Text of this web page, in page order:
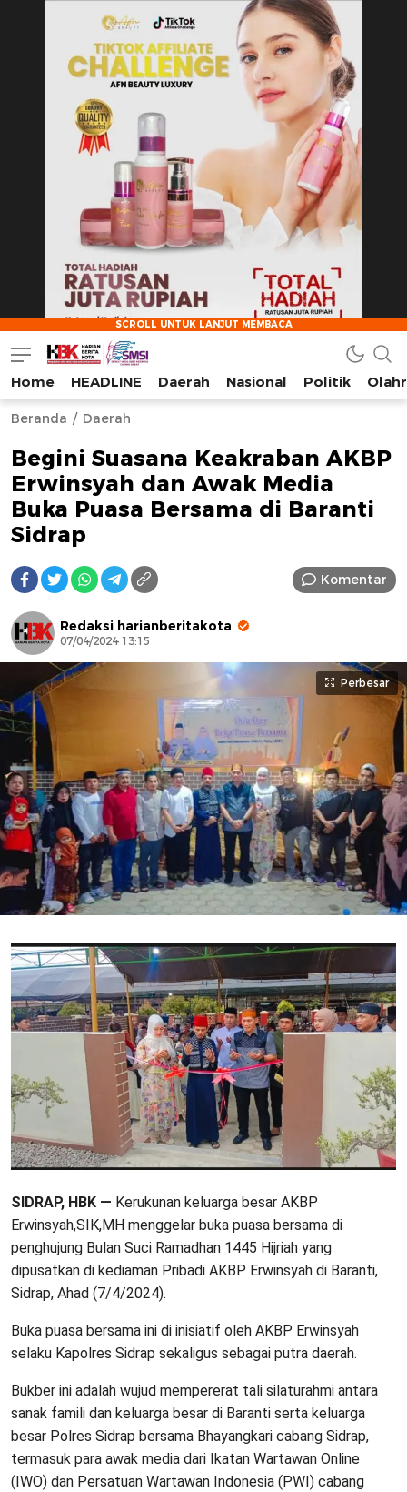
AFN BEAUTY LUXURY
HarianBeritaKota
Mengabarkan Setiap Detil, Sudut, dan Cerita Kota
Home HEADLINE Daerah Nasional Politik
Beranda Daerah
Begini Suasana Keakraban AKBP
Erwinsyah dan Awak Media
Buka Puasa Bersama di Baranti
Sidrap
Komentar
Redaksi harianberitakota
07/04/2024 13:15
Perbesar
SIDRAP, HBK — Kerukunan keluarga besar AKBP
Erwinsyah,SIK,MH menggelar buka puasa bersama di
penghujung Bulan Suci Ramadhan 1445 Hijriah yang
dipusatkan di kediaman Pribadi AKBP Erwinsyah di Baranti,
Sidrap, Ahad (7/4/2024).
Buka puasa bersama ini di inisiatif oleh AKBP Erwinsyah
selaku Kapolres Sidrap sekaligus sebagai putra daerah.
Bukber ini adalah wujud mempererat tali silaturahmi antara
sanak famili dan keluarga besar di Baranti serta keluarga
besar Polres Sidrap bersama Bhayangkari cabang Sidrap,
termasuk para awak media dari Ikatan Wartawan Online
(IWO) dan Persatuan Wartawan Indonesia (PWI) cabang